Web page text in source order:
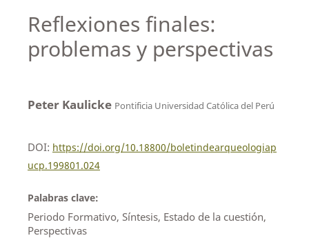
Reflexiones finales:
problemas y perspectivas
Peter Kaulicke Pontificia Universidad Católica del Perú
DOI: https://doi.org/10.18800/boletindearqueologiap
ucp.199801.024
Palabras clave:
Periodo Formativo, Síntesis, Estado de la cuestión,
Perspectivas